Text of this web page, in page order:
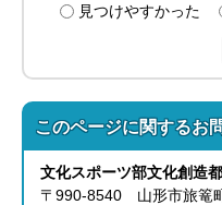
見つけやすかった
このページに関するお
文化スポーツ部文化創造
〒990-8540 山形市旅篭